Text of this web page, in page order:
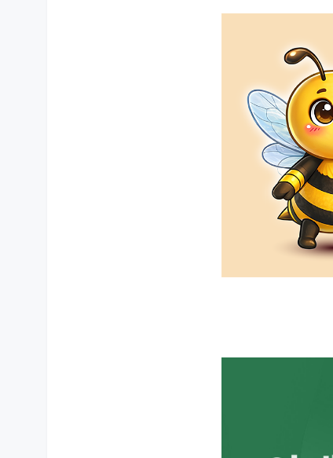
상품 상세설명 참조
상품 상세설명 참조
상품 상세설명 참조
상품 상세설명 참조
상품 상세설명 참조
상품 상세설명 참조
상품 상세설명 참조